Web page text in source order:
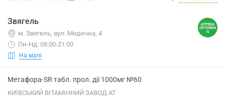
Звягель
м. Звягель, вул. Медична, 4
Пн-Нд: 08:00-21:00
На мапі
Метафора-SR табл. прол. дії 1000мг №60
КИЇВСЬКИЙ ВІТАМІННИЙ ЗАВОД АТ